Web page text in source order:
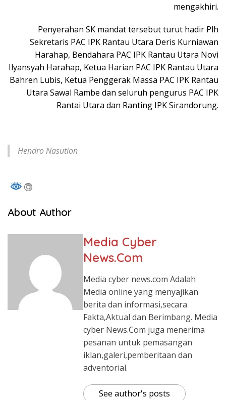
mengakhiri.
Penyerahan SK mandat tersebut turut hadir Plh
Sekretaris PAC IPK Rantau Utara Deris Kurniawan
Harahap, Bendahara PAC IPK Rantau Utara Novi
Ilyansyah Harahap, Ketua Harian PAC IPK Rantau Utara
Bahren Lubis, Ketua Penggerak Massa PAC IPK Rantau
Utara Sawal Rambe dan seluruh pengurus PAC IPK
Rantai Utara dan Ranting IPK Sirandorung.
Hendro Nasution
About Author
Media Cyber
News.Com
Media cyber news.com Adalah
Media online yang menyajikan
berita dan informasi,secara
Fakta,Aktual dan Berimbang. Media
cyber News.Com juga menerima
pesanan untuk pemasangan
iklan,galeri,pemberitaan dan
adventorial.
See author's posts